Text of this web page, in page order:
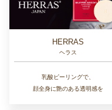
HERRAS
ヘラス
乳酸ピーリングで、
顔全身に艶のある透明感を